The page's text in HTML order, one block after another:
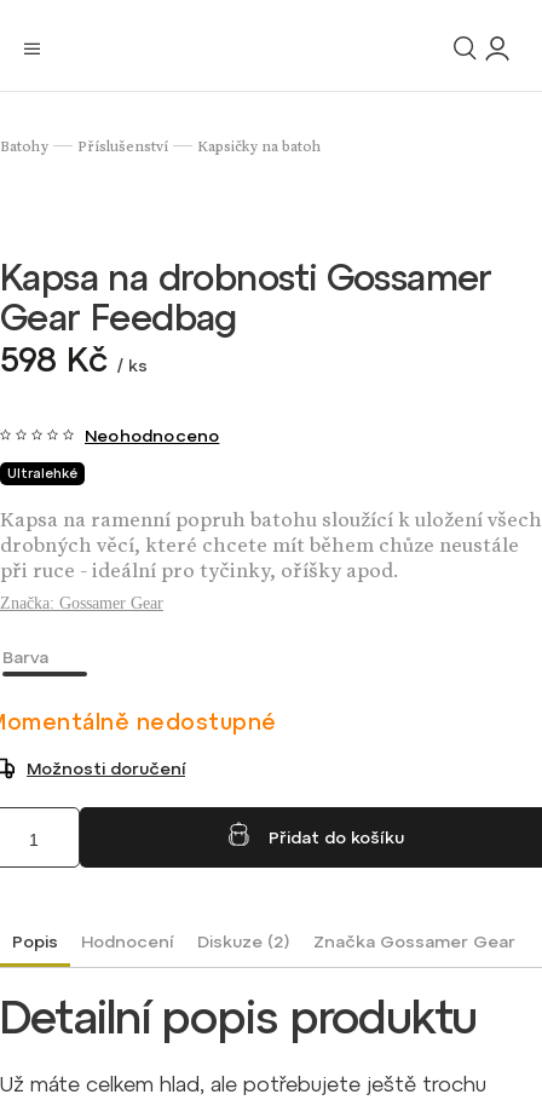
Batohy / Příslušenství / Kapsičky na batoh
Kapsa na drobnosti Gossamer
Gear Feedbag
598 Kč / ks
Ultralehké
Neohodnoceno
Kapsa na ramenní popruh batohu sloužící k uložení všech
drobných věcí, které chcete mít během chůze neustále
při ruce - ideální pro tyčinky, oříšky apod.
Značka: Gossamer Gear
Barva
nedostupné
Možnosti doručení
Přidat do košíku
Popis Hodnocení Diskuze (2) ZnačkaGossamer Gear
Detailní popis produktu
Už máte celkem hlad, ale potřebujete ještě trochu